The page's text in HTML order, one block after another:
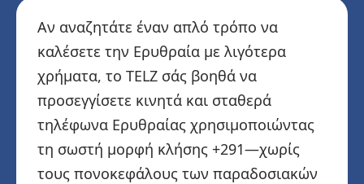
Αν αναζητάτε έναν απλό τρόπο να
καλέσετε την Ερυθραία με λιγότερα
χρήματα, το TELZ σάς βοηθά να
προσεγγίσετε κινητά και σταθερά
τηλέφωνα Ερυθραίας χρησιμοποιώντας
τη σωστή μορφή κλήσης +291—χωρίς
τους πονοκεφάλους των παραδοσιακών